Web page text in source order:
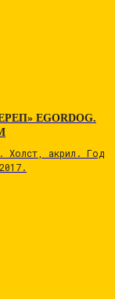
EGORDOG.
Холст, акрил. Год